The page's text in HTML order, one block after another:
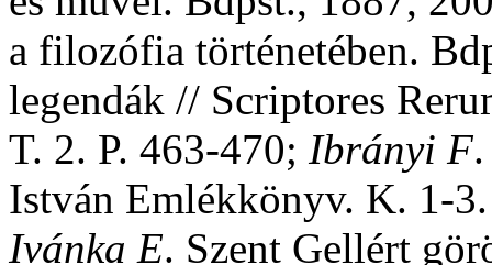
a filozófia történetében.
legendák // Scriptores
T. 2. P. 463-470; Ibrányi F
István Emlékkönyv. K. 1-
Ivánka E. Szent Gellért